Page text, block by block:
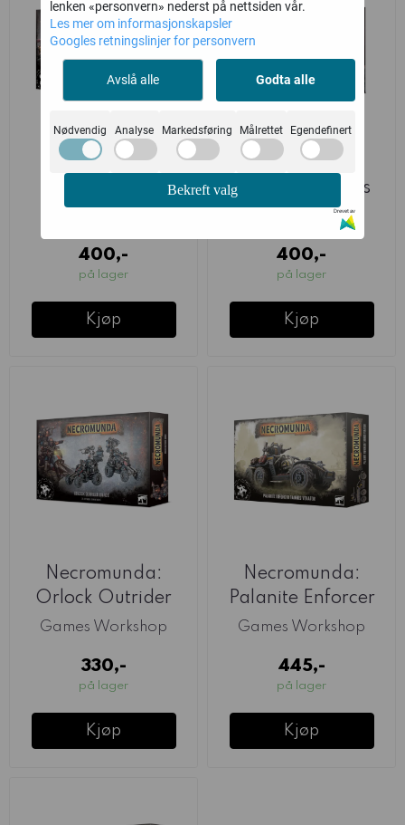
Necromunda:
400,-
på lager
Kjøp
Necromunda:
Goliath Maulers
Games Workshop
400,-
på lager
Kjøp
Necromunda:
Orlock Outrider
Quads
Games Workshop
330,-
på lager
Kjøp
Necromunda:
Palanite Enforcer
Taurus Venator
Games Workshop
445,-
på lager
Kjøp
lenken «personvern» nederst på nettsiden vår.
Les mer om informasjonskapsler
Googles retningslinjer for personvern
Avslå alle Godta alle
Nødvendig Analyse Markedsføring Målrettet Egendefinert
Bekreft valg
Drevet av